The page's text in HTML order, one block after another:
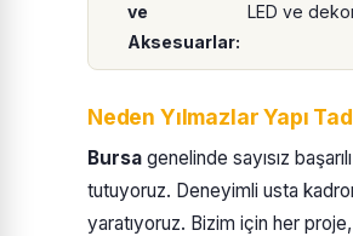
ve
Aksesuarlar:
LED ve
Neden Yılmazlar Yapı
Bursa genelinde sayısız
tutuyoruz. Deneyimli usta
yaratıyoruz. Bizim için her